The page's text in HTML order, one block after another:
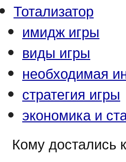
Тотализатор
имидж игры
виды игры
необходимая
стратегия игры
экономика и
Кому достались